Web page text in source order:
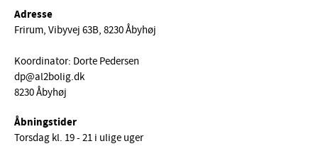
Adresse
Frirum, Vibyvej 63B, 8230 Åbyhøj
Koordinator: Dorte Pedersen
dp@al2bolig.dk
8230 Åbyhøj
Åbningstider
Torsdag kl. 19 - 21 i ulige uger